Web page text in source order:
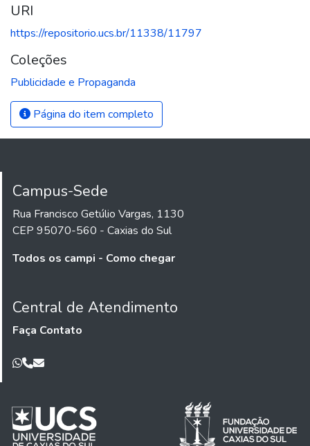
URI
https://repositorio.ucs.br/11338/11797
Coleções
Publicidade e Propaganda
Página do item completo
Campus-Sede
Rua Francisco Getúlio Vargas, 1130
CEP 95070-560 - Caxias do Sul
Todos os campi - Como chegar
Central de Atendimento
Faça Contato